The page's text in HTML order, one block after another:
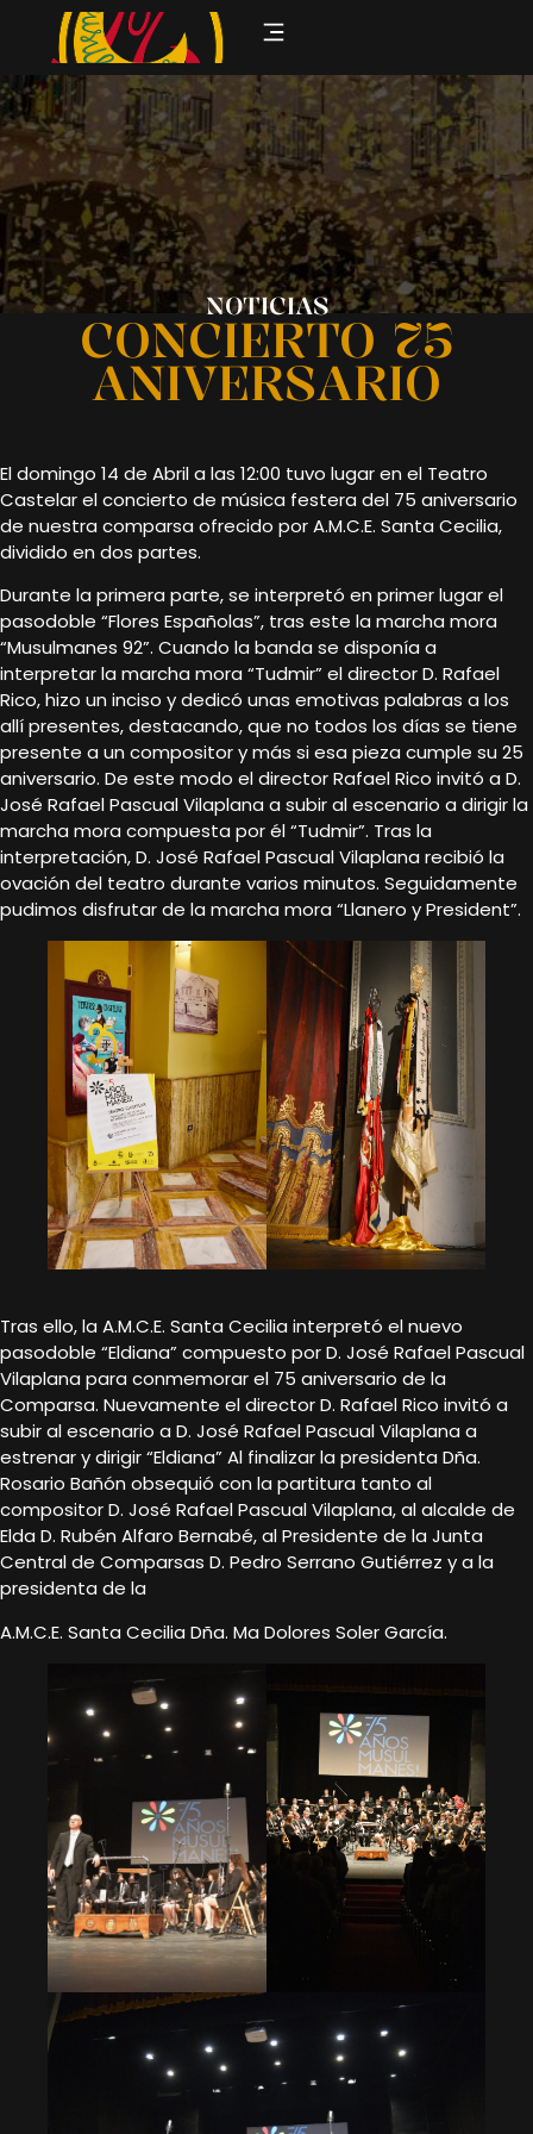
NOTICIAS
CONCIERTO 75
ANIVERSARIO
El domingo 14 de Abril a las 12:00 tuvo lugar en el Teatro
Castelar el concierto de música festera del 75 aniversario
de nuestra comparsa ofrecido por A.M.C.E. Santa Cecilia,
dividido en dos partes.
Durante la primera parte, se interpretó en primer lugar el
pasodoble “Flores Españolas”, tras este la marcha mora
“Musulmanes 92”. Cuando la banda se disponía a
interpretar la marcha mora “Tudmir” el director D. Rafael
Rico, hizo un inciso y dedicó unas emotivas palabras a los
allí presentes, destacando, que no todos los días se tiene
presente a un compositor y más si esa pieza cumple su 25
aniversario. De este modo el director Rafael Rico invitó a D.
José Rafael Pascual Vilaplana a subir al escenario a dirigir la
marcha mora compuesta por él “Tudmir”. Tras la
interpretación, D. José Rafael Pascual Vilaplana recibió la
ovación del teatro durante varios minutos. Seguidamente
pudimos disfrutar de la marcha mora “Llanero y President”.
Tras ello, la A.M.C.E. Santa Cecilia interpretó el nuevo
pasodoble “Eldiana” compuesto por D. José Rafael Pascual
Vilaplana para conmemorar el 75 aniversario de la
Comparsa. Nuevamente el director D. Rafael Rico invitó a
subir al escenario a D. José Rafael Pascual Vilaplana a
estrenar y dirigir “Eldiana” Al finalizar la presidenta Dña.
Rosario Bañón obsequió con la partitura tanto al
compositor D. José Rafael Pascual Vilaplana, al alcalde de
Elda D. Rubén Alfaro Bernabé, al Presidente de la Junta
Central de Comparsas D. Pedro Serrano Gutiérrez y a la
presidenta de la
A.M.C.E. Santa Cecilia Dña. Ma Dolores Soler García.